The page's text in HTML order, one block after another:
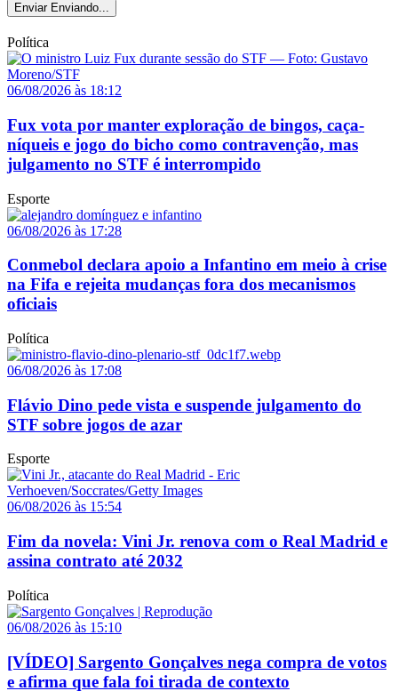
Enviar Enviando...
Política
06/08/2026 às 18:12
Fux vota por manter exploração de bingos, caça-
níqueis e jogo do bicho como contravenção, mas
julgamento no STF é interrompido
Esporte
06/08/2026 às 17:28
Conmebol declara apoio a Infantino em meio à crise
na Fifa e rejeita mudanças fora dos mecanismos
oficiais
Política
06/08/2026 às 17:08
Flávio Dino pede vista e suspende julgamento do
STF sobre jogos de azar
Esporte
06/08/2026 às 15:54
Fim da novela: Vini Jr. renova com o Real Madrid e
assina contrato até 2032
Política
06/08/2026 às 15:10
[VÍDEO] Sargento Gonçalves nega compra de votos
e afirma que fala foi tirada de contexto